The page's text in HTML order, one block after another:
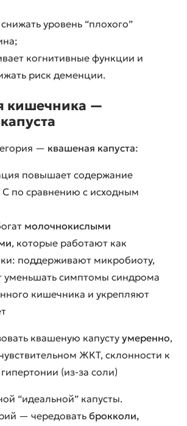
уровень “плохого”
когнитивные функции и
риск деменции.
кишечника —
— квашеная капуста:
повышает содержание
по сравнению с исходным
молочнокислыми
, которые работают как
поддерживают микробиоту,
уменьшать симптомы синдрома
кишечника и укрепляют
квашеную капусту умеренно,
ЖКТ, склонности к
(из-за соли)
“идеальной” капусты.
— чередовать брокколи,